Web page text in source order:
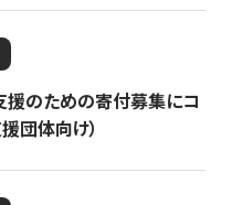
援のための寄付募集にコ
団体向け）